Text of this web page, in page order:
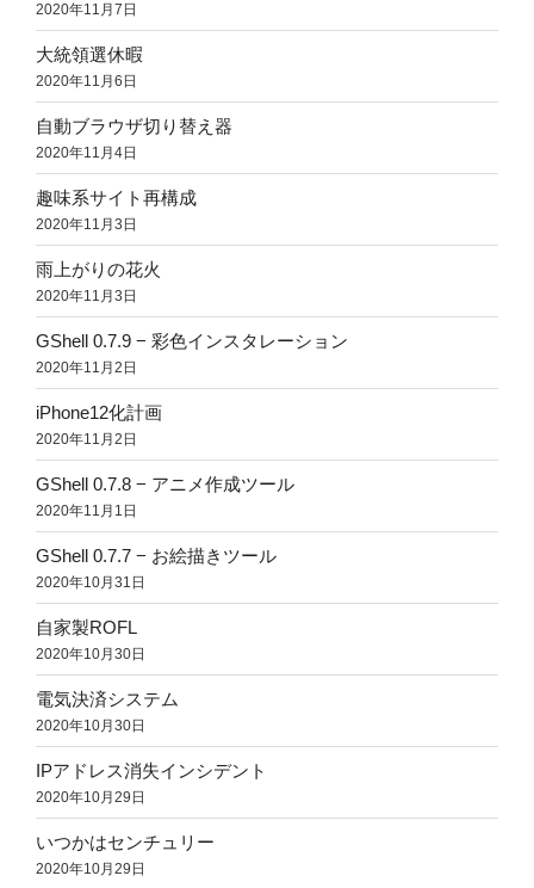
2020年11月7日
大統領選休暇
2020年11月6日
自動ブラウザ切り替え器
2020年11月4日
趣味系サイト再構成
2020年11月3日
雨上がりの花火
2020年11月3日
GShell 0.7.9 − 彩色インスタレーション
2020年11月2日
iPhone12化計画
2020年11月2日
GShell 0.7.8 − アニメ作成ツール
2020年11月1日
GShell 0.7.7 − お絵描きツール
2020年10月31日
自家製ROFL
2020年10月30日
電気決済システム
2020年10月30日
IPアドレス消失インシデント
2020年10月29日
いつかはセンチュリー
2020年10月29日